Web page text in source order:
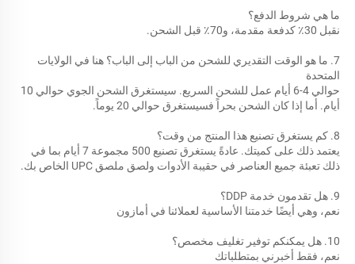
ما هي شروط الدفع؟
نقبل 30٪ كدفعة مقدمة، و70٪ قبل الشحن.
المتحدة
أيام. أما إذا كان الشحن بحراً فسيستغرق حوالي 20 يوماً.
8. كم يستغرق تصنيع هذا المنتج من وقت؟
ذلك تعبئة جميع العناصر في حقيبة الأدوات ولصق ملصق UPC الخاص بك.
9. هل تقدمون خدمة DDP؟
نعم، وهي أيضًا خدمتنا الأساسية لعملائنا في أمازون
10. هل يمكنكم توفير تغليف مخصص؟
نعم، فقط أخبرني بمتطلباتك